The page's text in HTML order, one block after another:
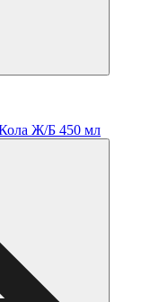
Ж/Б 450 мл